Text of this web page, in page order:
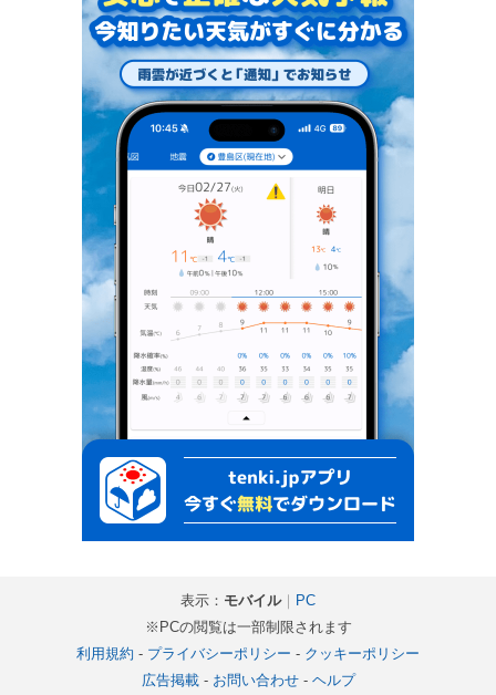
表示： モバイル｜ PC
※PCの閲覧は一部制限されます
利用規約 - プライバシーポリシー - クッキーポリシー
広告掲載- お問い合わせ- ヘルプ